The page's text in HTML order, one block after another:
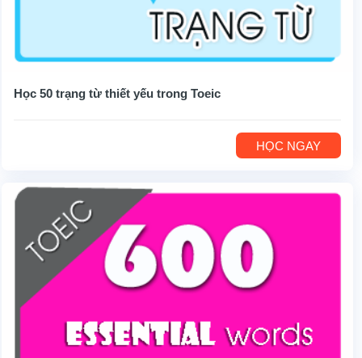
Học 50 trạng từ thiết yếu trong Toeic
HỌC NGAY